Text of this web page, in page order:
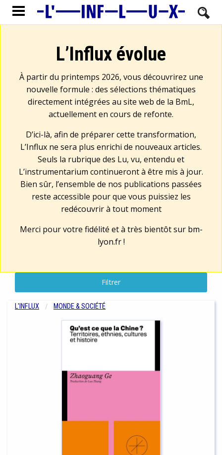
L’Influx évolue
À partir du printemps 2026, vous découvrirez une
nouvelle formule : des sélections thématiques
directement intégrées au site web de la BmL,
actuellement en cours de refonte.
D’ici-là, afin de préparer cette transformation,
L’Influx ne sera plus enrichi de nouveaux articles.
Seuls la rubrique des Lu, vu, entendu et
L’instrumentarium continueront à être mis à jour.
Bien sûr, l’ensemble de nos publications passées
reste accessible pour que vous puissiez les
redécouvrir à tout moment
Merci pour votre fidélité et à très bientôt sur bm-
lyon.fr!
Filtrer
L'INFLUX MONDE & SOCIÉTÉ